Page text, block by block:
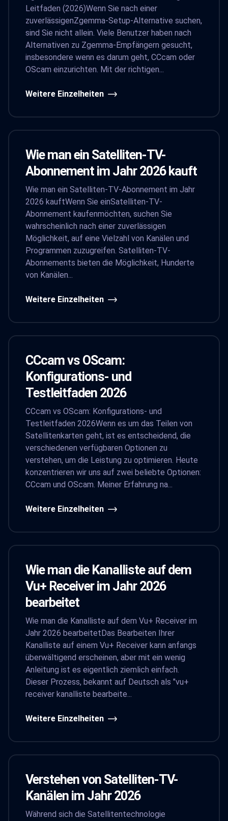
Leitfaden (2026)Wenn Sie nach einer
zuverlässigenZgemma-Setup-Alternative suchen,
sind Sie nicht allein. Viele Benutzer haben nach
Alternativen zu Zgemma-Empfängern gesucht,
insbesondere wenn es darum geht, CCcam oder
OScam einzurichten. Mit der richtigen...
Weitere Einzelheiten
Wie man ein Satelliten-TV-
Abonnement im Jahr 2026 kauft
Wie man ein Satelliten-TV-Abonnement im Jahr
2026 kauftWenn Sie einSatelliten-TV-
Abonnement kaufenmöchten, suchen Sie
wahrscheinlich nach einer zuverlässigen
Möglichkeit, auf eine Vielzahl von Kanälen und
Programmen zuzugreifen. Satelliten-TV-
Abonnements bieten die Möglichkeit, Hunderte
von Kanälen...
Weitere Einzelheiten
CCcam vs OScam:
Konfigurations- und
Testleitfaden 2026
CCcam vs OScam: Konfigurations- und
Testleitfaden 2026Wenn es um das Teilen von
Satellitenkarten geht, ist es entscheidend, die
verschiedenen verfügbaren Optionen zu
verstehen, um die Leistung zu optimieren. Heute
konzentrieren wir uns auf zwei beliebte Optionen:
CCcam und OScam. Meiner Erfahrung na...
Weitere Einzelheiten
Wie man die Kanalliste auf dem
Vu+ Receiver im Jahr 2026
bearbeitet
Wie man die Kanalliste auf dem Vu+ Receiver im
Jahr 2026 bearbeitetDas Bearbeiten Ihrer
Kanalliste auf einem Vu+ Receiver kann anfangs
überwältigend erscheinen, aber mit ein wenig
Anleitung ist es eigentlich ziemlich einfach.
Dieser Prozess, bekannt auf Deutsch als "vu+
receiver kanalliste bearbeite...
Weitere Einzelheiten
Verstehen von Satelliten-TV-
Kanälen im Jahr 2026
Während sich die Satellitentechnologie